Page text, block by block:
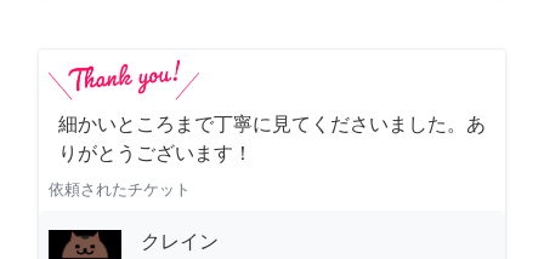
細かいところまで丁寧に見てくださいました。あ
りがとうございます！
依頼されたチケット
クレイン